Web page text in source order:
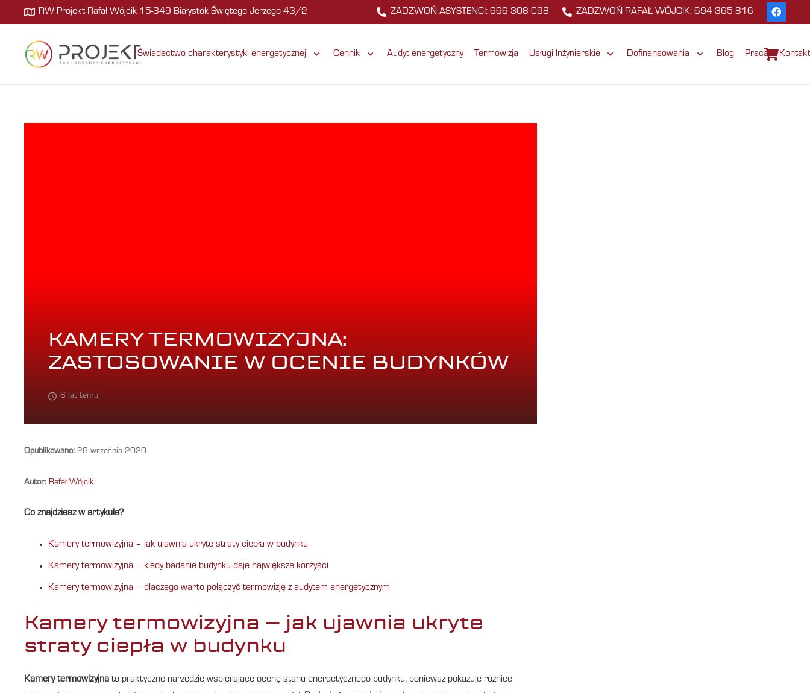
RW Projekt Rafał Wójcik 15-349 Białystok Świętego Jerzego 43/2 ZADZWOŃ ASYSTENCI: 666 308 098 ZADZWOŃ RAFAŁ WÓJCIK: 694 365 816
Świadectwo charakterystyki energetycznej Cennik Audyt energetyczny Termowizja Usługi Inżynierskie Dofinansowania Blog Praca Kontakt
KAMERY TERMOWIZYJNA:
ZASTOSOWANIE W OCENIE BUDYNKÓW
6 lat temu
Opublikowano: 28 września 2020
Autor: Rafał Wójcik
Co znajdziesz w artykule?
Kamery termowizyjna – jak ujawnia ukryte straty ciepła w budynku
Kamery termowizyjna – kiedy badanie budynku daje największe korzyści
Kamery termowizyjna – dlaczego warto połączyć termowizję z audytem energetycznym
Kamery termowizyjna – jak ujawnia ukryte
straty ciepła w budynku
Kamery termowizyjna to praktyczne narzędzie wspierające ocenę stanu energetycznego budynku, ponieważ pokazuje różnice